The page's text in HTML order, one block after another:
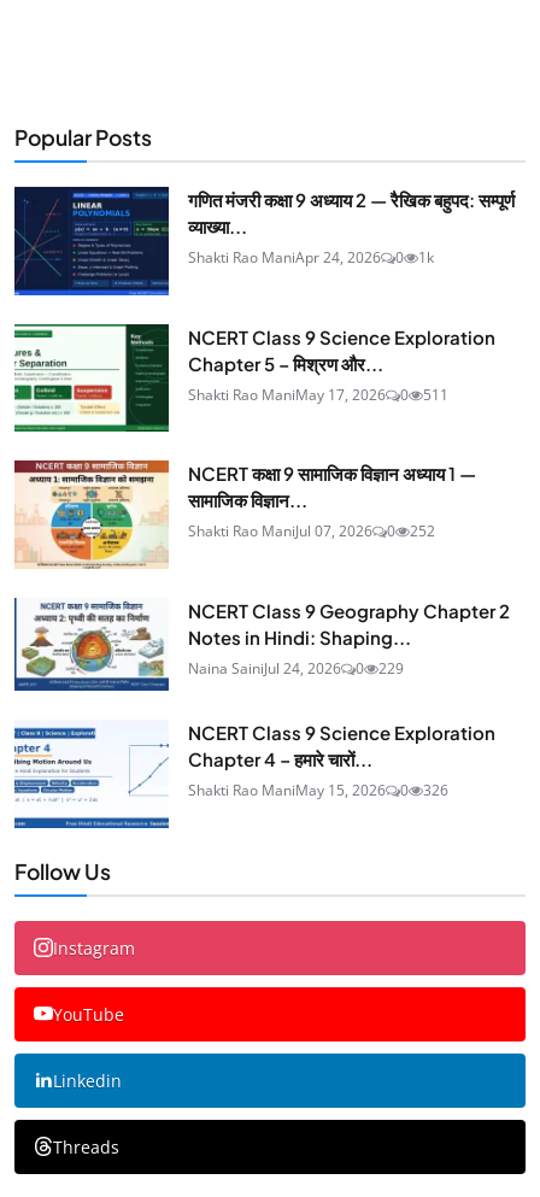
Popular Posts
गणित मंजरी कक्षा 9 अध्याय 2 — रैखिक बहुपद: सम्पूर्ण
व्याख्या...
Shakti Rao ManiApr 24, 2026 0 1k
NCERT Class 9 Science Exploration
Chapter 5 – मिश्रण और...
Shakti Rao ManiMay 17, 2026 0 511
NCERT कक्षा 9 सामाजिक विज्ञान अध्याय 1 —
सामाजिक विज्ञान...
Shakti Rao ManiJul 07, 2026 0 252
NCERT Class 9 Geography Chapter 2
Notes in Hindi: Shaping...
Naina SainiJul 24, 2026 0 229
NCERT Class 9 Science Exploration
Chapter 4 – हमारे चारों...
Shakti Rao ManiMay 15, 2026 0 326
Follow Us
Instagram
YouTube
Linkedin
Threads